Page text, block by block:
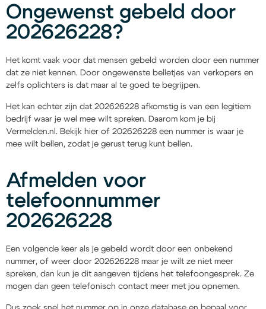
Ongewenst gebeld door
202626228?
Het komt vaak voor dat mensen gebeld worden door een nummer
dat ze niet kennen. Door ongewenste belletjes van verkopers en
zelfs oplichters is dat maar al te goed te begrijpen.
Het kan echter zijn dat 202626228 afkomstig is van een legitiem
bedrijf waar je wel mee wilt spreken. Daarom kom je bij
Vermelden.nl. Bekijk hier of 202626228 een nummer is waar je
mee wilt bellen, zodat je gerust terug kunt bellen.
Afmelden voor
telefoonnummer
202626228
Een volgende keer als je gebeld wordt door een onbekend
nummer, of weer door 202626228 maar je wilt ze niet meer
spreken, dan kun je dit aangeven tijdens het telefoongesprek. Ze
mogen dan geen telefonisch contact meer met jou opnemen.